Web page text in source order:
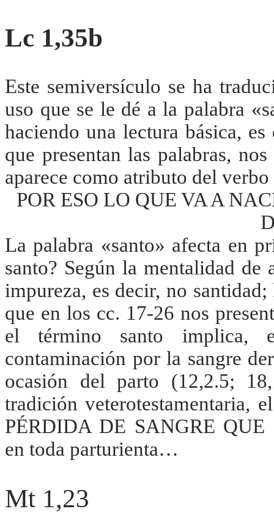
Lc 1,35b
Este semiversículo se ha
uso que se le dé a la palabra
haciendo una lectura básica,
que presentan las palabras,
aparece como atributo del verbo
POR ESO LO QUE VA A
La palabra «santo» afecta en
santo? Según la mentalidad de
impureza, es decir, no
que en los cc. 17-26 nos
el término santo implica,
contaminación por la sangre
ocasión del parto (12,2.5;
tradición veterotestamentaria,
PÉRDIDA DE SANGRE
en toda parturienta…
Mt 1,23